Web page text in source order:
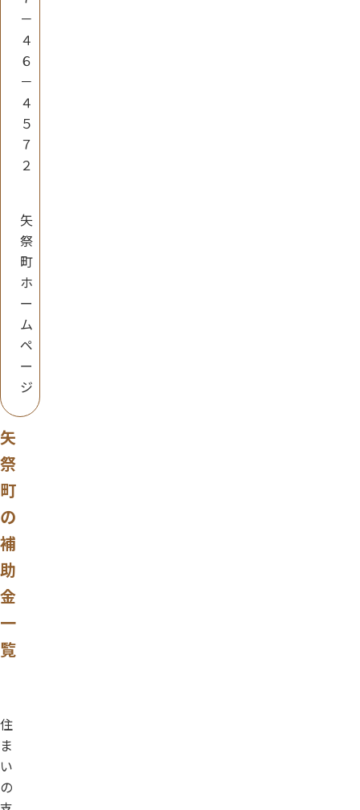
－
４
６
－
４
５
７
２
矢
祭
町
ホ
ー
ム
ペ
ー
ジ
矢
祭
町
の
補
助
金
一
覧
住
ま
い
の